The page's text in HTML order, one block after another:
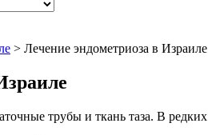
> Лечение эндометриоза в Израиле
трубы и ткань таза. В